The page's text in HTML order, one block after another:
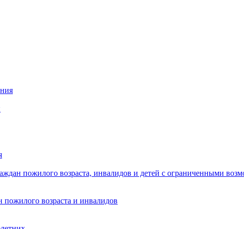
пожилого возраста, инвалидов и детей с ограниченными
возраста и инвалидов